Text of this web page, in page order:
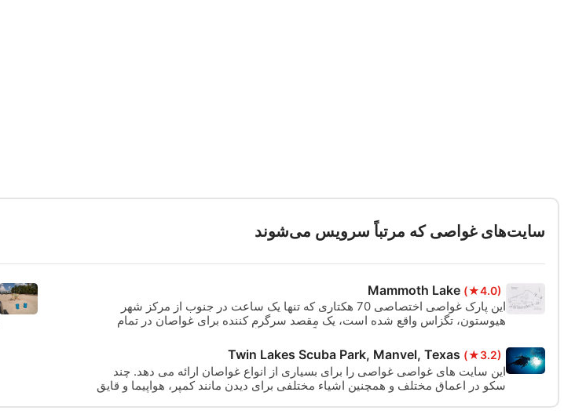
سایت‌های غواصی که مرتباً سرویس می‌شوند
Mammoth Lake (★4.0)
این پارک غواصی اختصاصی 70 هکتاری که تنها یک ساعت در جنوب از مرکز شهر
هیوستون، تگزاس واقع شده است، یک مقصد سرگرم کننده برای غواصان در تمام
https://mammothlaketexas.com/
Twin Lakes Scuba Park, Manvel, Texas (★3.2)
این سایت های غواصی غواصی را برای بسیاری از انواع غواصان ارائه می دهد. چند
سکو در اعماق مختلف و همچنین اشیاء مختلفی برای دیدن مانند کمپر، هواپیما و قایق